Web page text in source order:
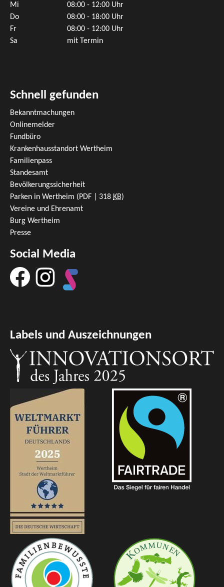
Mi
08:00 - 12:00 Uhr
Do
08:00 - 18:00 Uhr
Fr
08:00 - 12:00 Uhr
Sa
mit Termin
Schnell gefunden
Bekanntmachungen
Onlinemelder
Fundbüro
Krankenhausstandort Wertheim
Familienpass
Standesamt
Bevölkerungssicherheit
Parken in Wertheim (PDF | 318 KB)
Vereine und Ehrenamt
Burg Wertheim
Presse
Social Media
Labels und Auszeichnungen